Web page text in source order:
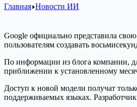
Главная Новости ИИ
Google официально представила
пользователям создавать
По информации из блога компании,
приближении к установленному
Доступ к новой модели получат
поддерживаемых языках.